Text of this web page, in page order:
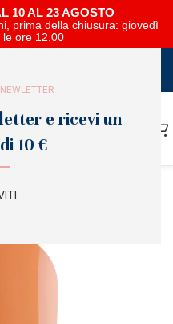
e ricevi un
10 €
10 AL 23 AGOSTO
prima della chiusura: giovedì
le ore 12.00